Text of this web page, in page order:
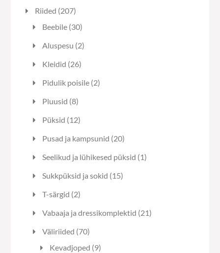
Riided 207207
toodet
Beebile 3030
Aluspesu 22
Kleidid 2626
toodet
Pidulik poisile 22
Pluusid 88
Püksid 1212
Pusad ja kampsunid 2020
toodet
Seelikud ja lühikesed püksid 11
Sukkpüksid ja sokid 1515
T-särgid 22
Vabaaja ja dressikomplektid 2121
Väliriided 7070
toodet
Kevadjoped 99